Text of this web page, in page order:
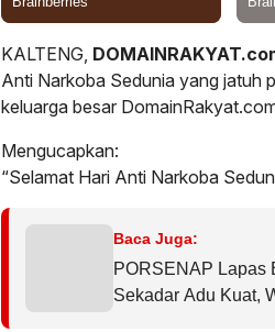
KALTENG,
Anti Narkoba Sedunia yang jatuh
keluarga besar
Mengucapkan:
“Selamat Hari Anti Narkoba
Baca Juga:
PORSENAP Lapas
Sekadar Adu Kuat,